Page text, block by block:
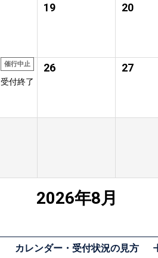
19 20
催行中止
受付終了
26 27
2026年8月
カレンダー・受付状況の見方